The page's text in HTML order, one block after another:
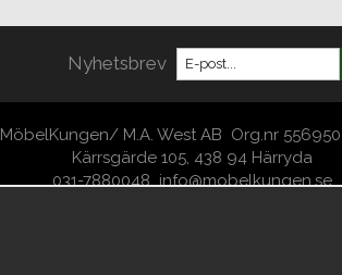
Nyhetsbrev
MöbelKungen/ M.A. West AB Org.nr
Kärrsgärde 105, 438 94 Härryda
031-7880048 info@mobelkungen.se